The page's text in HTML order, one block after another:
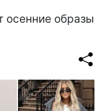
осенние образы